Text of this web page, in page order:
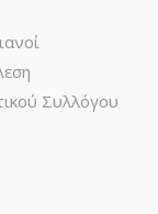
Συλλόγου